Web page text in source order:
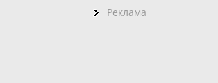
Реклама